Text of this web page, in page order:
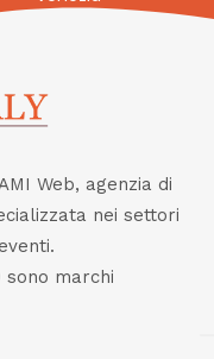
Web, agenzia di
nei settori
marchi